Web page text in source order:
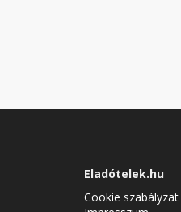
Eladótelek.hu
Cookie szabályzat